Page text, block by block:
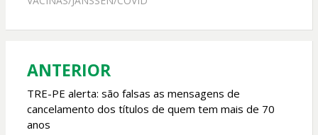
o A
Navegação
de
Post
ANTERIOR
TRE-PE alerta: são falsas as mensagens de
cancelamento dos títulos de quem tem mais de 70
anos